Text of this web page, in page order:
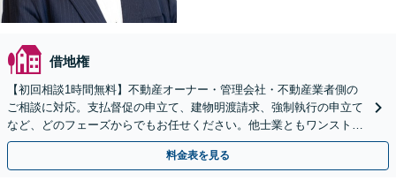
借地権
【初回相談1時間無料】不動産オーナー・管理会社・不動産業者側の
ご相談に対応。支払督促の申立て、建物明渡請求、強制執行の申立て
など、どのフェーズからでもお任せください。他士業ともワンストッ
プで対応可能【休日・夜間面談OK】【すすきの駅2分】
料金表を見る